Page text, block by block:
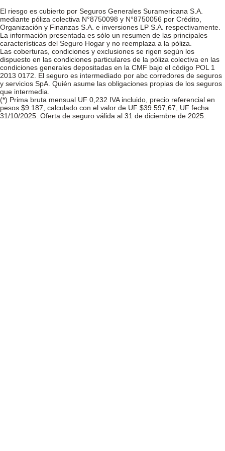
El riesgo es cubierto por Seguros Generales Suramericana S.A.
mediante póliza colectiva N°8750098 y N°8750056 por Crédito,
Organización y Finanzas S.A. e inversiones LP S.A. respectivamente.
La información presentada es sólo un resumen de las principales
características del Seguro Hogar y no reemplaza a la póliza.
Las coberturas, condiciones y exclusiones se rigen según los
dispuesto en las condiciones particulares de la póliza colectiva en las
condiciones generales depositadas en la CMF bajo el código POL 1
2013 0172. El seguro es intermediado por abc corredores de seguros
y servicios SpA. Quién asume las obligaciones propias de los seguros
que intermedia.
(*) Prima bruta mensual UF 0,232 IVA incluido, precio referencial en
pesos $9.187, calculado con el valor de UF $39.597,67, UF fecha
31/10/2025. Oferta de seguro válida al 31 de diciembre de 2025.